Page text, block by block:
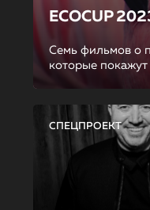
ECOCUP
Семь фильмов о
которые
СПЕЦПРОЕКТ